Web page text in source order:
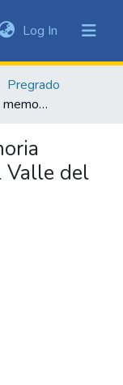
Log In (current)
Pregrado
Serie podcast sobre memoria cultural y narcocine en el Valle del Cauca
Valle del